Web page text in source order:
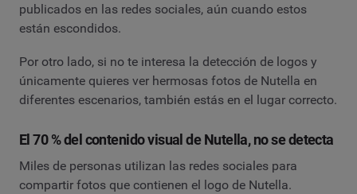
publicados en las redes sociales, aún cuando estos
están escondidos.
Por otro lado, si no te interesa la detección de logos y
únicamente quieres ver hermosas fotos de Nutella en
diferentes escenarios, también estás en el lugar correcto.
El 70 % del contenido visual de Nutella, no se detecta
Miles de personas utilizan las redes sociales para
compartir fotos que contienen el logo de Nutella.